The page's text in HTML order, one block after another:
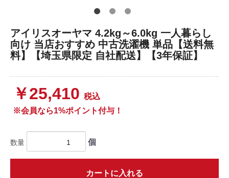
アイリスオーヤマ 4.2kg～6.0kg 一人暮らし
向け 当店おすすめ 中古洗濯機 単品【送料無
料】【埼玉県限定 自社配送】【3年保証】
￥25,410 税込
※会員なら1%ポイント付与！
数量 個
カートに入れる